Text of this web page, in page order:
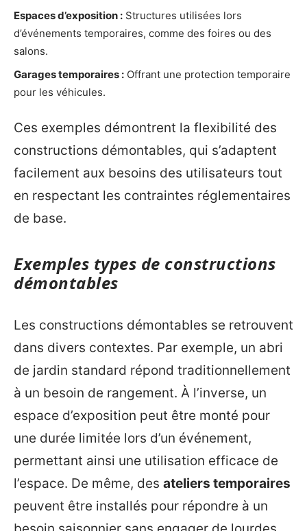
Espaces d’exposition : Structures utilisées lors
d’événements temporaires, comme des foires ou des
salons.
Garages temporaires : Offrant une protection temporaire
pour les véhicules.
Ces exemples démontrent la flexibilité des
constructions démontables, qui s’adaptent
facilement aux besoins des utilisateurs tout
en respectant les contraintes réglementaires
de base.
Exemples types de constructions
démontables
Les constructions démontables se retrouvent
dans divers contextes. Par exemple, un abri
de jardin standard répond traditionnellement
à un besoin de rangement. À l’inverse, un
espace d’exposition peut être monté pour
une durée limitée lors d’un événement,
permettant ainsi une utilisation efficace de
l’espace. De même, des ateliers temporaires
peuvent être installés pour répondre à un